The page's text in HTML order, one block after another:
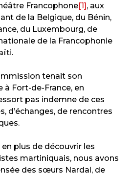
Francophone[1], aux
de la Belgique, du Bénin,
du Luxembourg, de
de la Francophonie
tenait son
à Fort-de-France, en
pas indemne de ces
d’échanges, de rencontres
plus de découvrir les
martiniquais, nous avons
des sœurs Nardal, de